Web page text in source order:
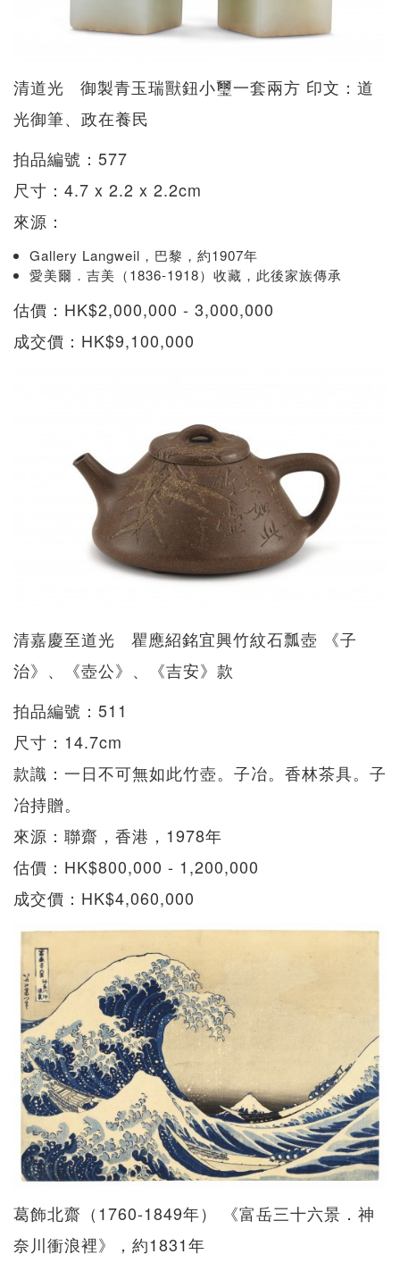
清道光 御製青玉瑞獸鈕小璽一套兩方 印文：道
光御筆、政在養民
拍品編號：577
尺寸：4.7 x 2.2 x 2.2cm
來源：
Gallery Langweil，巴黎，約1907年
愛美爾．吉美（1836-1918）收藏，此後家族傳承
估價：HK$2,000,000 - 3,000,000
成交價：HK$9,100,000
清嘉慶至道光 瞿應紹銘宜興竹紋石瓢壺 《子
治》、《壺公》、《吉安》款
拍品編號：511
尺寸：14.7cm
款識：一日不可無如此竹壺。子冶。香林茶具。子
冶持贈。
來源：聯齋，香港，1978年
估價：HK$800,000 - 1,200,000
成交價：HK$4,060,000
葛飾北齋（1760-1849年） 《富岳三十六景．神
奈川衝浪裡》，約1831年